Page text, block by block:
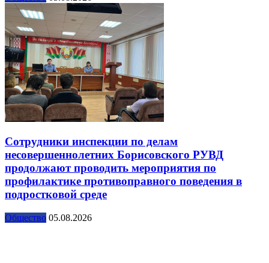
Сотрудники инспекции по делам
несовершеннолетних Борисовского РУВД
продолжают проводить мероприятия по
профилактике противоправного поведения в
подростковой среде
Общество 05.08.2026